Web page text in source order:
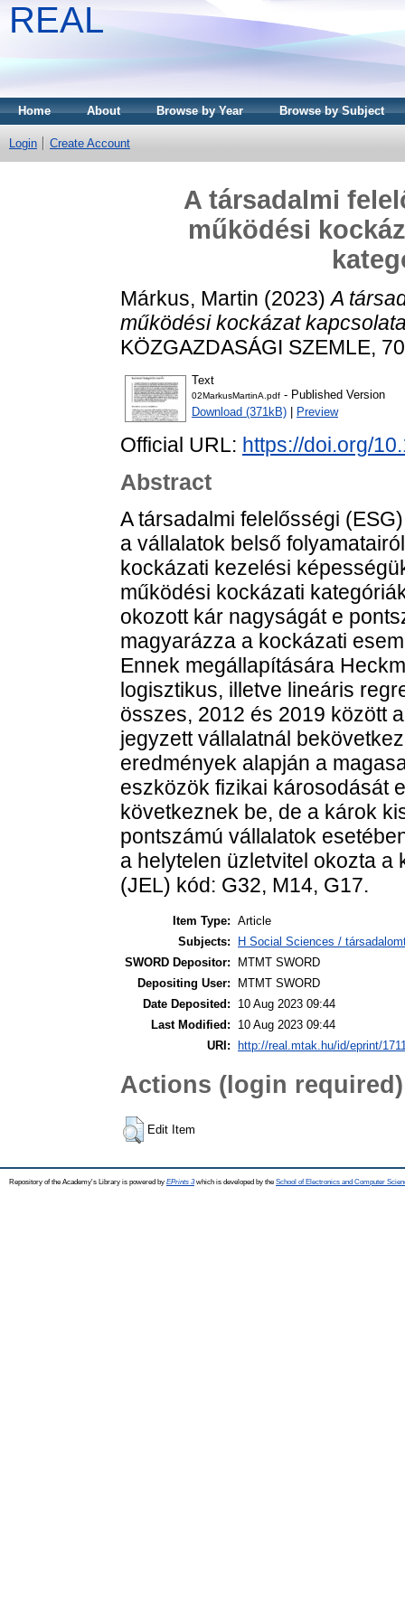
REAL
Home About Browse by Year Browse by Subject
Login Create Account
A társadalmi
működési
Márkus, Martin (2023)A
működési kockázat
KÖZGAZDASÁGI SZEMLE,
Text
02MarkusMartinA.pdf - Published Version
Download (371kB)
Preview
Official URL: https://doi.org/
Abstract
A társadalmi felelősségi
a vállalatok belső
kockázati kezelési
működési kockázati
okozott kár nagyságát e
magyarázza a kockázati
Ennek megállapítására
logisztikus, illetve lineáris
összes, 2012 és 2019 között
jegyzett vállalatnál
eredmények alapján a
eszközök fizikai károsodását
következnek be, de a károk
pontszámú vállalatok
a helytelen üzletvitel okozta a
(JEL) kód: G32, M14, G17.
Item Type: Article
Subjects:
H Social Sciences /
SWORD Depositor:
MTMT SWORD
Depositing User:
MTMT SWORD
Date Deposited:
10 Aug 2023 09:44
Last Modified:
10 Aug 2023 09:44
URI:
http://real.mtak.hu/id/eprint/
Actions (login required)
Edit Item
Repository of the Academy's Library is powered by EPrints 3which is developed by the School of Electronics and Computer